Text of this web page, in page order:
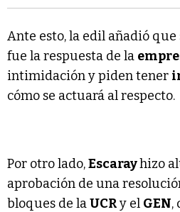
Ante esto, la edil añadió
fue la respuesta de la
intimidación y piden tener
cómo se actuará al respecto.
Por otro lado,Escarayhizo
aprobación de una
bloques de laUCRy el GEN,